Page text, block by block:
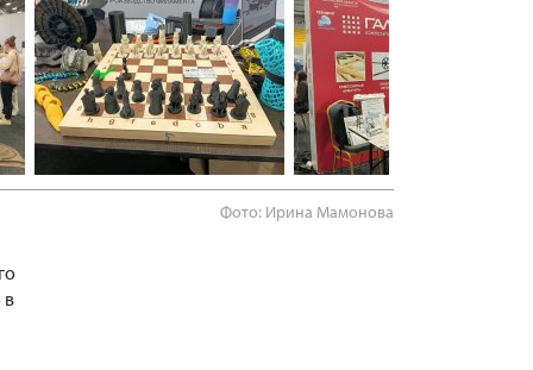
Фото: Ирина Мамонова
в